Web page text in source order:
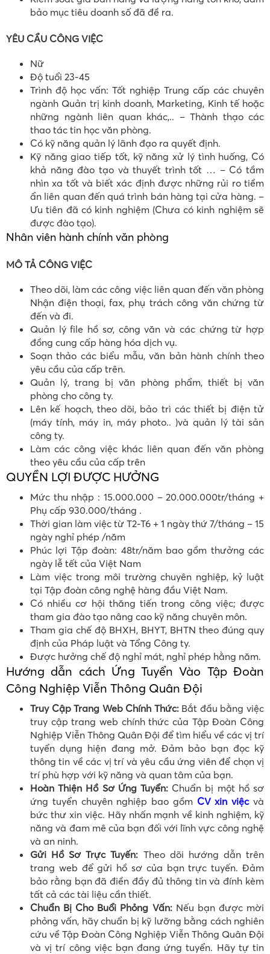
bảo mục tiêu doanh số đã đề ra.
YÊU CẦU CÔNG VIỆC
Nữ
Độ tuổi 23-45
Trình độ học vấn: Tốt nghiệp Trung cấp các chuyên
ngành Quản trị kinh doanh, Marketing, Kinh tế hoặc
những ngành liên quan khác,.. – Thành thạo các
thao tác tin học văn phòng.
Có kỹ năng quản lý lãnh đạo ra quyết định.
Kỹ năng giao tiếp tốt, kỹ năng xử lý tình huống, Có
khả năng đào tạo và thuyết trình tốt … – Có tầm
nhìn xa tốt và biết xác định được những rủi ro tiềm
ẩn liên quan đến quá trình bán hàng tại cửa hàng. –
Ưu tiên đã có kinh nghiệm (Chưa có kinh nghiệm sẽ
được đào tạo).
Nhân viên hành chính văn phòng
MÔ TẢ CÔNG VIỆC
Theo dõi, làm các công việc liên quan đến văn phòng
Nhận điện thoại, fax, phụ trách công văn chứng từ
đến và đi.
Quản lý file hồ sơ, công văn và các chứng từ hợp
đồng cung cấp hàng hóa dịch vụ.
Soạn thảo các biểu mẫu, văn bản hành chính theo
yêu cầu của cấp trên.
Quản lý, trang bị văn phòng phẩm, thiết bị văn
phòng cho công ty.
Lên kế hoạch, theo dõi, bảo trì các thiết bị điện tử
(máy tính, máy in, máy photo.. )và quản lý tài sản
công ty.
Làm các công việc khác liên quan đến văn phòng
theo yêu cầu của cấp trên
QUYỀN LỢI ĐƯỢC HƯỞNG
Mức thu nhập : 15.000.000 – 20.000.000tr/tháng +
Phụ cấp 930.000/tháng .
Thời gian làm việc từ T2-T6 + 1 ngày thứ 7/tháng – 15
ngày nghỉ phép /năm
Phúc lợi Tập đoàn: 48tr/năm bao gồm thưởng các
ngày lễ tết của Việt Nam
Làm việc trong môi trường chuyên nghiệp, kỷ luật
tại Tập đoàn công nghệ hàng đầu Việt Nam.
Có nhiều cơ hội thăng tiến trong công việc; được
tham gia đào tạo nâng cao kỹ năng chuyên môn.
Tham gia chế độ BHXH, BHYT, BHTN theo đúng quy
định của Pháp luật và Tổng Công ty.
Được hưởng chế độ nghỉ mát, nghỉ phép hằng năm.
Hướng dẫn cách Ứng Tuyển Vào Tập Đoàn
Công Nghiệp Viễn Thông Quân Đội
Truy Cập Trang Web Chính Thức:Bắt đầu bằng việc
truy cập trang web chính thức của Tập Đoàn Công
Nghiệp Viễn Thông Quân Đội để tìm hiểu về các vị trí
tuyển dụng hiện đang mở. Đảm bảo bạn đọc kỹ
thông tin về các vị trí và yêu cầu ứng viên để chọn vị
trí phù hợp với kỹ năng và quan tâm của bạn.
Hoàn Thiện Hồ Sơ Ứng Tuyển: Chuẩn bị một hồ sơ
ứng tuyển chuyên nghiệp bao gồm CV xin việcvà
bức thư xin việc. Hãy nhấn mạnh về kinh nghiệm, kỹ
năng và đam mê của bạn đối với lĩnh vực công nghệ
và an ninh.
Gửi Hồ Sơ Trực Tuyến: Theo dõi hướng dẫn trên
trang web để gửi hồ sơ của bạn trực tuyến. Đảm
bảo rằng bạn đã điền đầy đủ thông tin và đính kèm
tất cả các tài liệu cần thiết.
Chuẩn Bị Cho Buổi Phỏng Vấn:Nếu bạn được mời
phỏng vấn, hãy chuẩn bị kỹ lưỡng bằng cách nghiên
cứu về Tập Đoàn Công Nghiệp Viễn Thông Quân Đội
và vị trí công việc bạn đang ứng tuyển. Hãy tự tin